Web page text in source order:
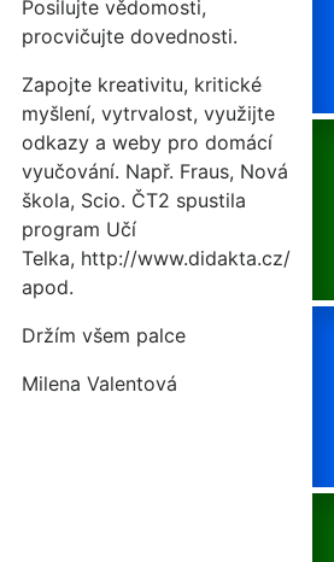
Posilujte vědomosti,
procvičujte dovednosti.
Zapojte kreativitu, kritické
myšlení, vytrvalost, využijte
odkazy a weby pro domácí
vyučování. Např. Fraus, Nová
škola, Scio. ČT2 spustila
program Učí
Telka, http://www.didakta.cz/
apod.
Držím všem palce
Milena Valentová